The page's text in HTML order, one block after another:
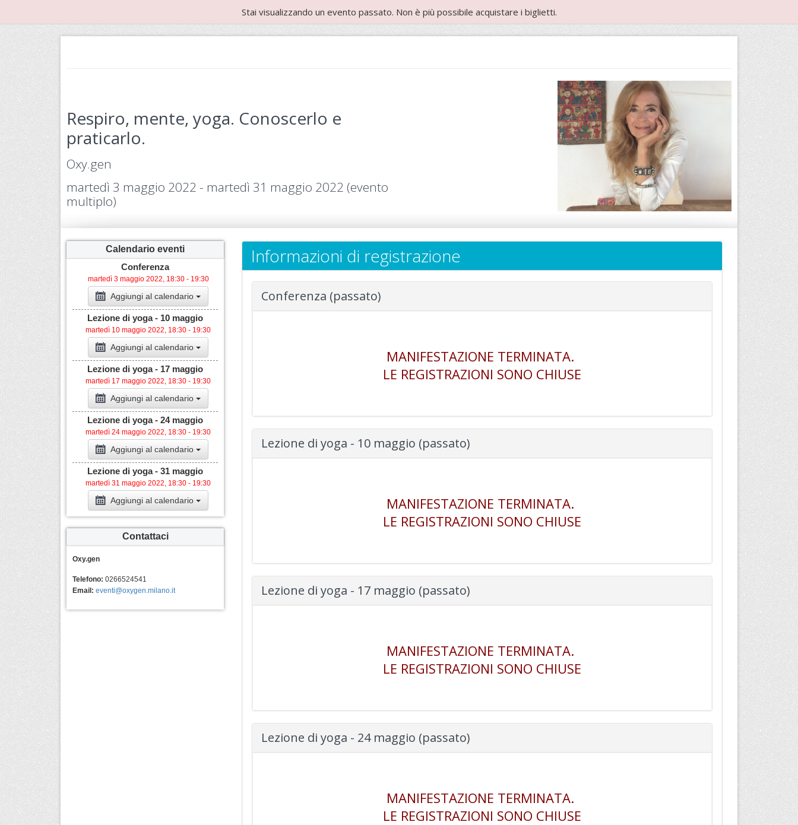
Stai visualizzando un evento passato. Non è più possibile acquistare i biglietti.
Respiro, mente, yoga. Conoscerlo e
praticarlo.
Oxy.gen
martedì 3 maggio 2022 - martedì 31 maggio 2022 (evento
multiplo)
Calendario eventi
Conferenza
martedì 3 maggio 2022, 18:30 - 19:30
Aggiungi al calendario
Lezione di yoga - 10 maggio
martedì 10 maggio 2022, 18:30 - 19:30
Aggiungi al calendario
Lezione di yoga - 17 maggio
martedì 17 maggio 2022, 18:30 - 19:30
Aggiungi al calendario
Lezione di yoga - 24 maggio
martedì 24 maggio 2022, 18:30 - 19:30
Aggiungi al calendario
Lezione di yoga - 31 maggio
martedì 31 maggio 2022, 18:30 - 19:30
Aggiungi al calendario
Contattaci
Oxy.gen
Telefono: 0266524541
Email: eventi@oxygen.milano.it
Informazioni di registrazione
Conferenza (passato)
MANIFESTAZIONE TERMINATA.
LE REGISTRAZIONI SONO CHIUSE
Lezione di yoga - 10 maggio (passato)
MANIFESTAZIONE TERMINATA.
LE REGISTRAZIONI SONO CHIUSE
Lezione di yoga - 17 maggio (passato)
MANIFESTAZIONE TERMINATA.
LE REGISTRAZIONI SONO CHIUSE
Lezione di yoga - 24 maggio (passato)
MANIFESTAZIONE TERMINATA.
LE REGISTRAZIONI SONO CHIUSE